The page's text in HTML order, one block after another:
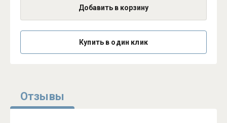
Добавить в корзину
Купить в один клик
Отзывы